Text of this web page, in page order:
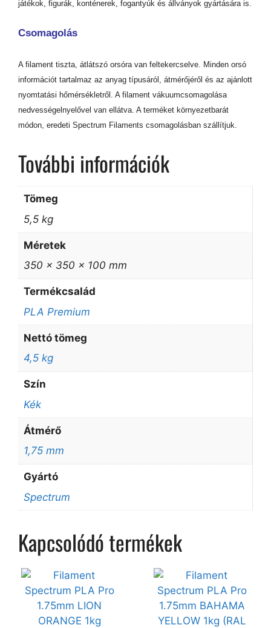
játékok, figurák, konténerek, fogantyúk és állványok gyártására is.
Csomagolás
A filament tiszta, átlátszó orsóra van feltekercselve. Minden orsó
információt tartalmaz az anyag típusáról, átmérőjéről és az ajánlott
nyomtatási hőmérsékletről. A filament vákuumcsomagolása
nedvességelnyelővel van ellátva. A terméket környezetbarát
módon, eredeti Spectrum Filaments csomagolásban szállítjuk.
További információk
Tömeg
5,5 kg
Méretek
350 × 350 × 100 mm
Termékcsalád
PLA Premium
Nettó tömeg
4,5 kg
Szín
Kék
Átmérő
1,75 mm
Gyártó
Spectrum
Kapcsolódó termékek